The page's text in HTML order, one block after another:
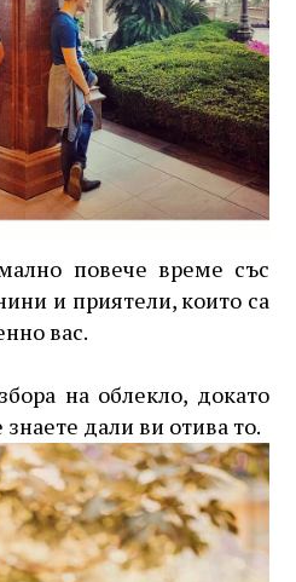
повече време със
и приятели, които са
вас.
на облекло, докато
дали ви отива то.